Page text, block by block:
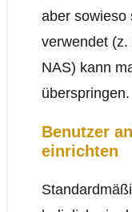
aber sowieso
verwendet
NAS) kann
überspringen.
Benutzer
einrichten